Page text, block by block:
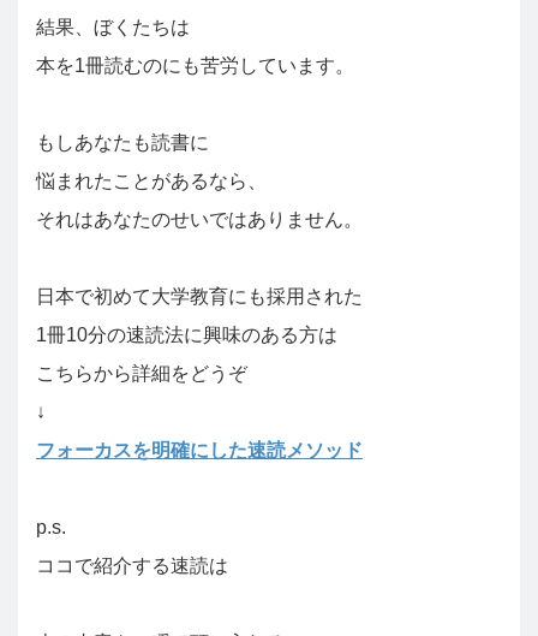
結果、ぼくたちは
本を1冊読むのにも苦労しています。
もしあなたも読書に
悩まれたことがあるなら、
それはあなたのせいではありません。
日本で初めて大学教育にも採用された
1冊10分の速読法に興味のある方は
こちらから詳細をどうぞ
↓
フォーカスを明確にした速読メソッド
p.s.
ココで紹介する速読は